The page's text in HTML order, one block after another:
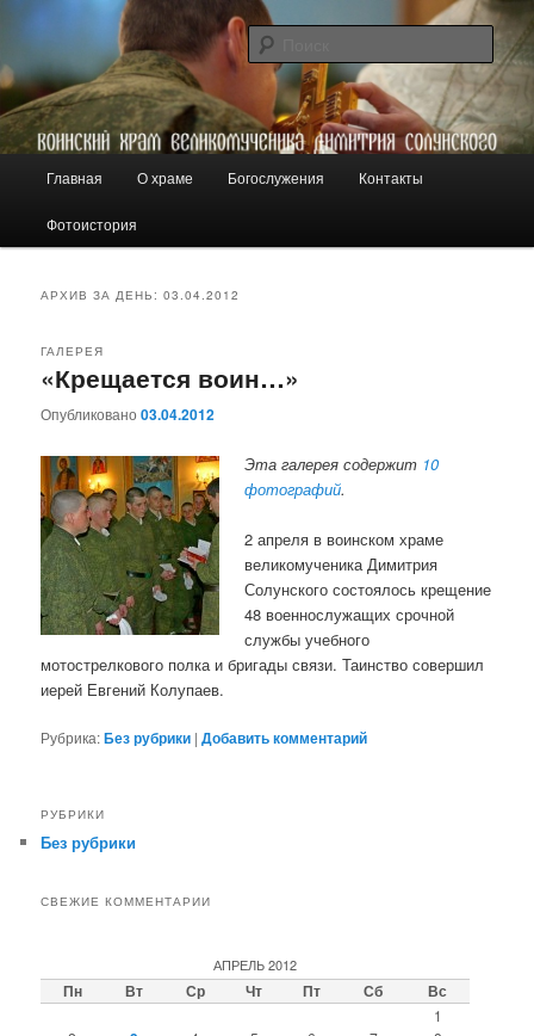
Перейти
основному
содержимому
Перейти
дополнительному
содержимому
Воинский храм вмч. Димитрия
Солунского
пос. Князе-Волконское-1
в
Главная О храме Богослужения Контакты
Фотоистория
АРХИВ ЗА ДЕНЬ:03.04.2012
«Крещается воин…»
ГАЛЕРЕЯ
Опубликовано03.04.2012
Эта галерея содержит 10
фотографий.
2 апреля в воинском храме
великомученика Димитрия
Солунского состоялось крещение
48 военнослужащих срочной
службы учебного
мотострелкового полка и бригады связи. Таинство совершил
иерей Евгений Колупаев.
Рубрика:Без рубрики |Добавить комментарий
РУБРИКИ
Без рубрики
СВЕЖИЕ КОММЕНТАРИИ
АПРЕЛЬ 2012
Пн Вт Ср Чт Пт Сб Вс
1